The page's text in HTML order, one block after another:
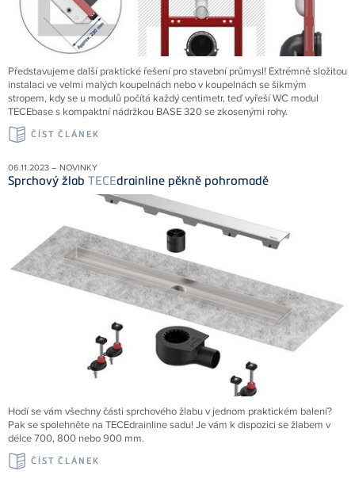
Představujeme další praktické řešení pro stavební průmysl! Extrémně složitou
instalaci ve velmi malých koupelnách nebo v koupelnách se šikmým
stropem, kdy se u modulů počítá každý centimetr, teď vyřeší WC modul
TECEbase s kompaktní nádržkou BASE 320 se zkosenými rohy.
ČÍST ČLÁNEK
06.11.2023 – NOVINKY
Sprchový žlab TECEdrainline pěkně pohromadě
Hodí se vám všechny části sprchového žlabu v jednom praktickém balení?
Pak se spolehněte na TECEdrainline sadu! Je vám k dispozici se žlabem v
délce 700, 800 nebo 900 mm.
ČÍST ČLÁNEK